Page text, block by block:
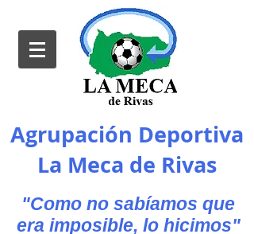
Agrupación Deportiva
La Meca de Rivas
"Como no sabíamos que
era imposible, lo hicimos"